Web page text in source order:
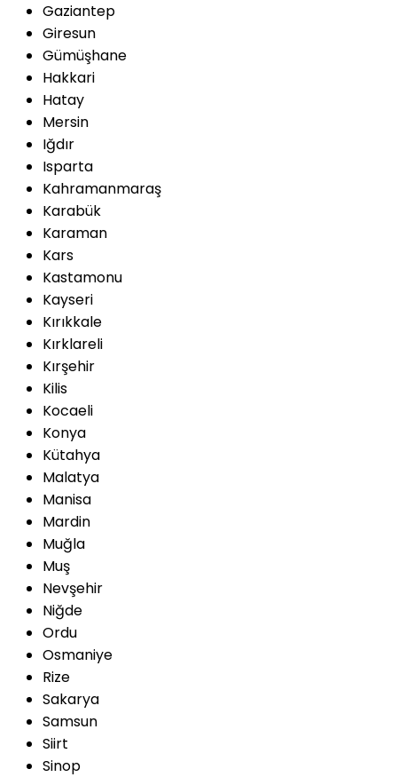
Gaziantep
Giresun
Gümüşhane
Hakkari
Hatay
Mersin
Iğdır
Isparta
Kahramanmaraş
Karabük
Karaman
Kars
Kastamonu
Kayseri
Kırıkkale
Kırklareli
Kırşehir
Kilis
Kocaeli
Konya
Kütahya
Malatya
Manisa
Mardin
Muğla
Muş
Nevşehir
Niğde
Ordu
Osmaniye
Rize
Sakarya
Samsun
Siirt
Sinop